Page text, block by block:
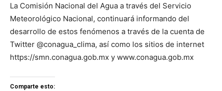
La Comisión Nacional del Agua a través del Servicio
Meteorológico Nacional, continuará informando del
desarrollo de estos fenómenos a través de la cuenta de
Twitter @conagua_clima, así como los sitios de internet
https://smn.conagua.gob.mx y www.conagua.gob.mx
Comparte esto: